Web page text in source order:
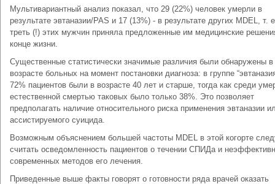
Мультивариантный анализ показал, что 29 (22%) человек умерли в
результате эвтаназии/PAS и 17 (13%) - в результате других MDEL, т.
треть (!) этих мужчин приняла предложенные им медицинские
конце жизни.
Существенные статистически значимые различия были обнаружены в
возрасте больных на момент постановки диагноза: в группе
72% пациентов были в возрасте 40 лет и старше, тогда как среди
естественной смертью таковых было только 38%. Это позволяет
предполагать наличие относительного риска применения эвтаназии
ассистируемого суицида.
Возможным объяснением большей частоты MDEL в этой когорте
считать осведомленность пациентов о течении СПИДа и
современных методов его лечения.
Приведенные выше факты говорят о готовности ряда врачей оказать